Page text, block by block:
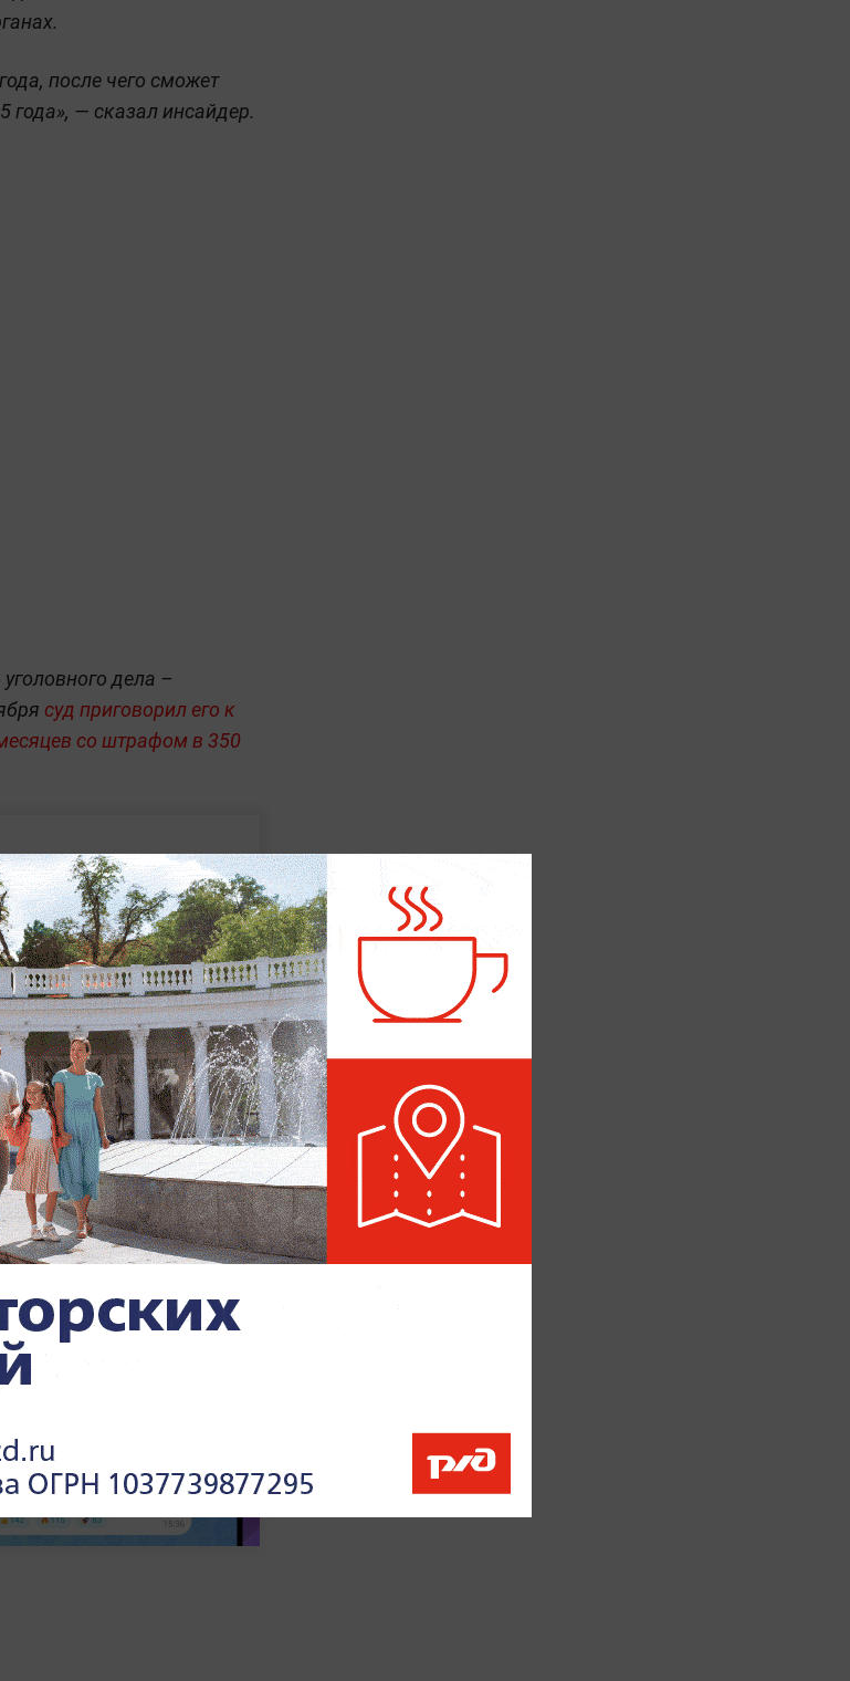
после чего сможет
года», — сказал инсайдер.
дела –
суд приговорил его к
со штрафом в 350
замминистра
военные
бизнес с
прямо на рабочем месте.
Всеактивы и
арестованы,он
другие фигуранты —в
Фомин,чья
СМИ писали,
около 1,2 миллиарда